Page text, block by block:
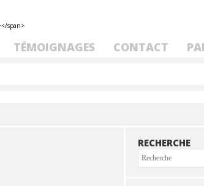
TÉMOIGNAGES CONTACT
RECHERCHE